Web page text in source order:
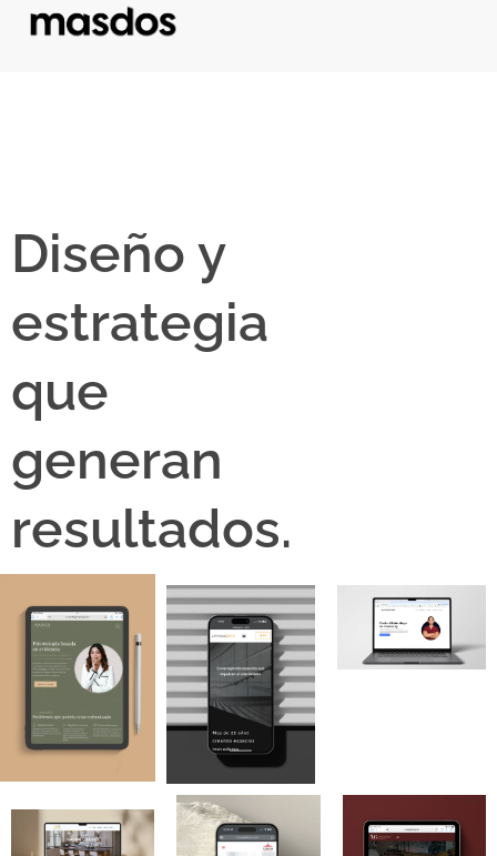
Diseño y
estrategia
que
generan
resultados.